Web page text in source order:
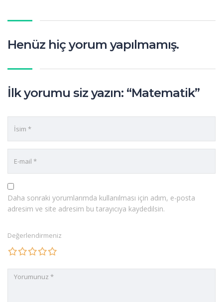
Henüz hiç yorum yapılmamış.
İlk yorumu siz yazın: “Matematik”
Daha sonraki yorumlarımda kullanılması için adım, e-posta
adresim ve site adresim bu tarayıcıya kaydedilsin.
Değerlendirmeniz